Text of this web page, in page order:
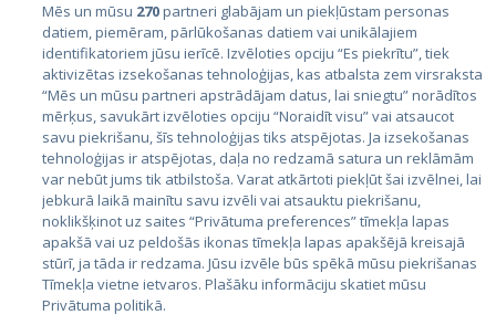
Valstis
Igaunija
Latvija
Lietuva
Mēs un mūsu 270partneri glabājam un piekļūstam personas
datiem, piemēram, pārlūkošanas datiem vai unikālajiem
identifikatoriem jūsu ierīcē. Izvēloties opciju “Es piekrītu”, tiek
aktivizētas izsekošanas tehnoloģijas, kas atbalsta zem virsraksta
“Mēs un mūsu partneri apstrādājam datus, lai sniegtu” norādītos
mērķus, savukārt izvēloties opciju “Noraidīt visu” vai atsaucot
savu piekrišanu, šīs tehnoloģijas tiks atspējotas. Ja izsekošanas
tehnoloģijas ir atspējotas, daļa no redzamā satura un reklāmām
var nebūt jums tik atbilstoša. Varat atkārtoti piekļūt šai izvēlnei, lai
jebkurā laikā mainītu savu izvēli vai atsauktu piekrišanu,
noklikšķinot uz saites “Privātuma preferences” tīmekļa lapas
apakšā vai uz peldošās ikonas tīmekļa lapas apakšējā kreisajā
stūrī, ja tāda ir redzama. Jūsu izvēle būs spēkā mūsu piekrišanas
Tīmekļa vietne ietvaros. Plašāku informāciju skatiet mūsu
Privātuma politikā.